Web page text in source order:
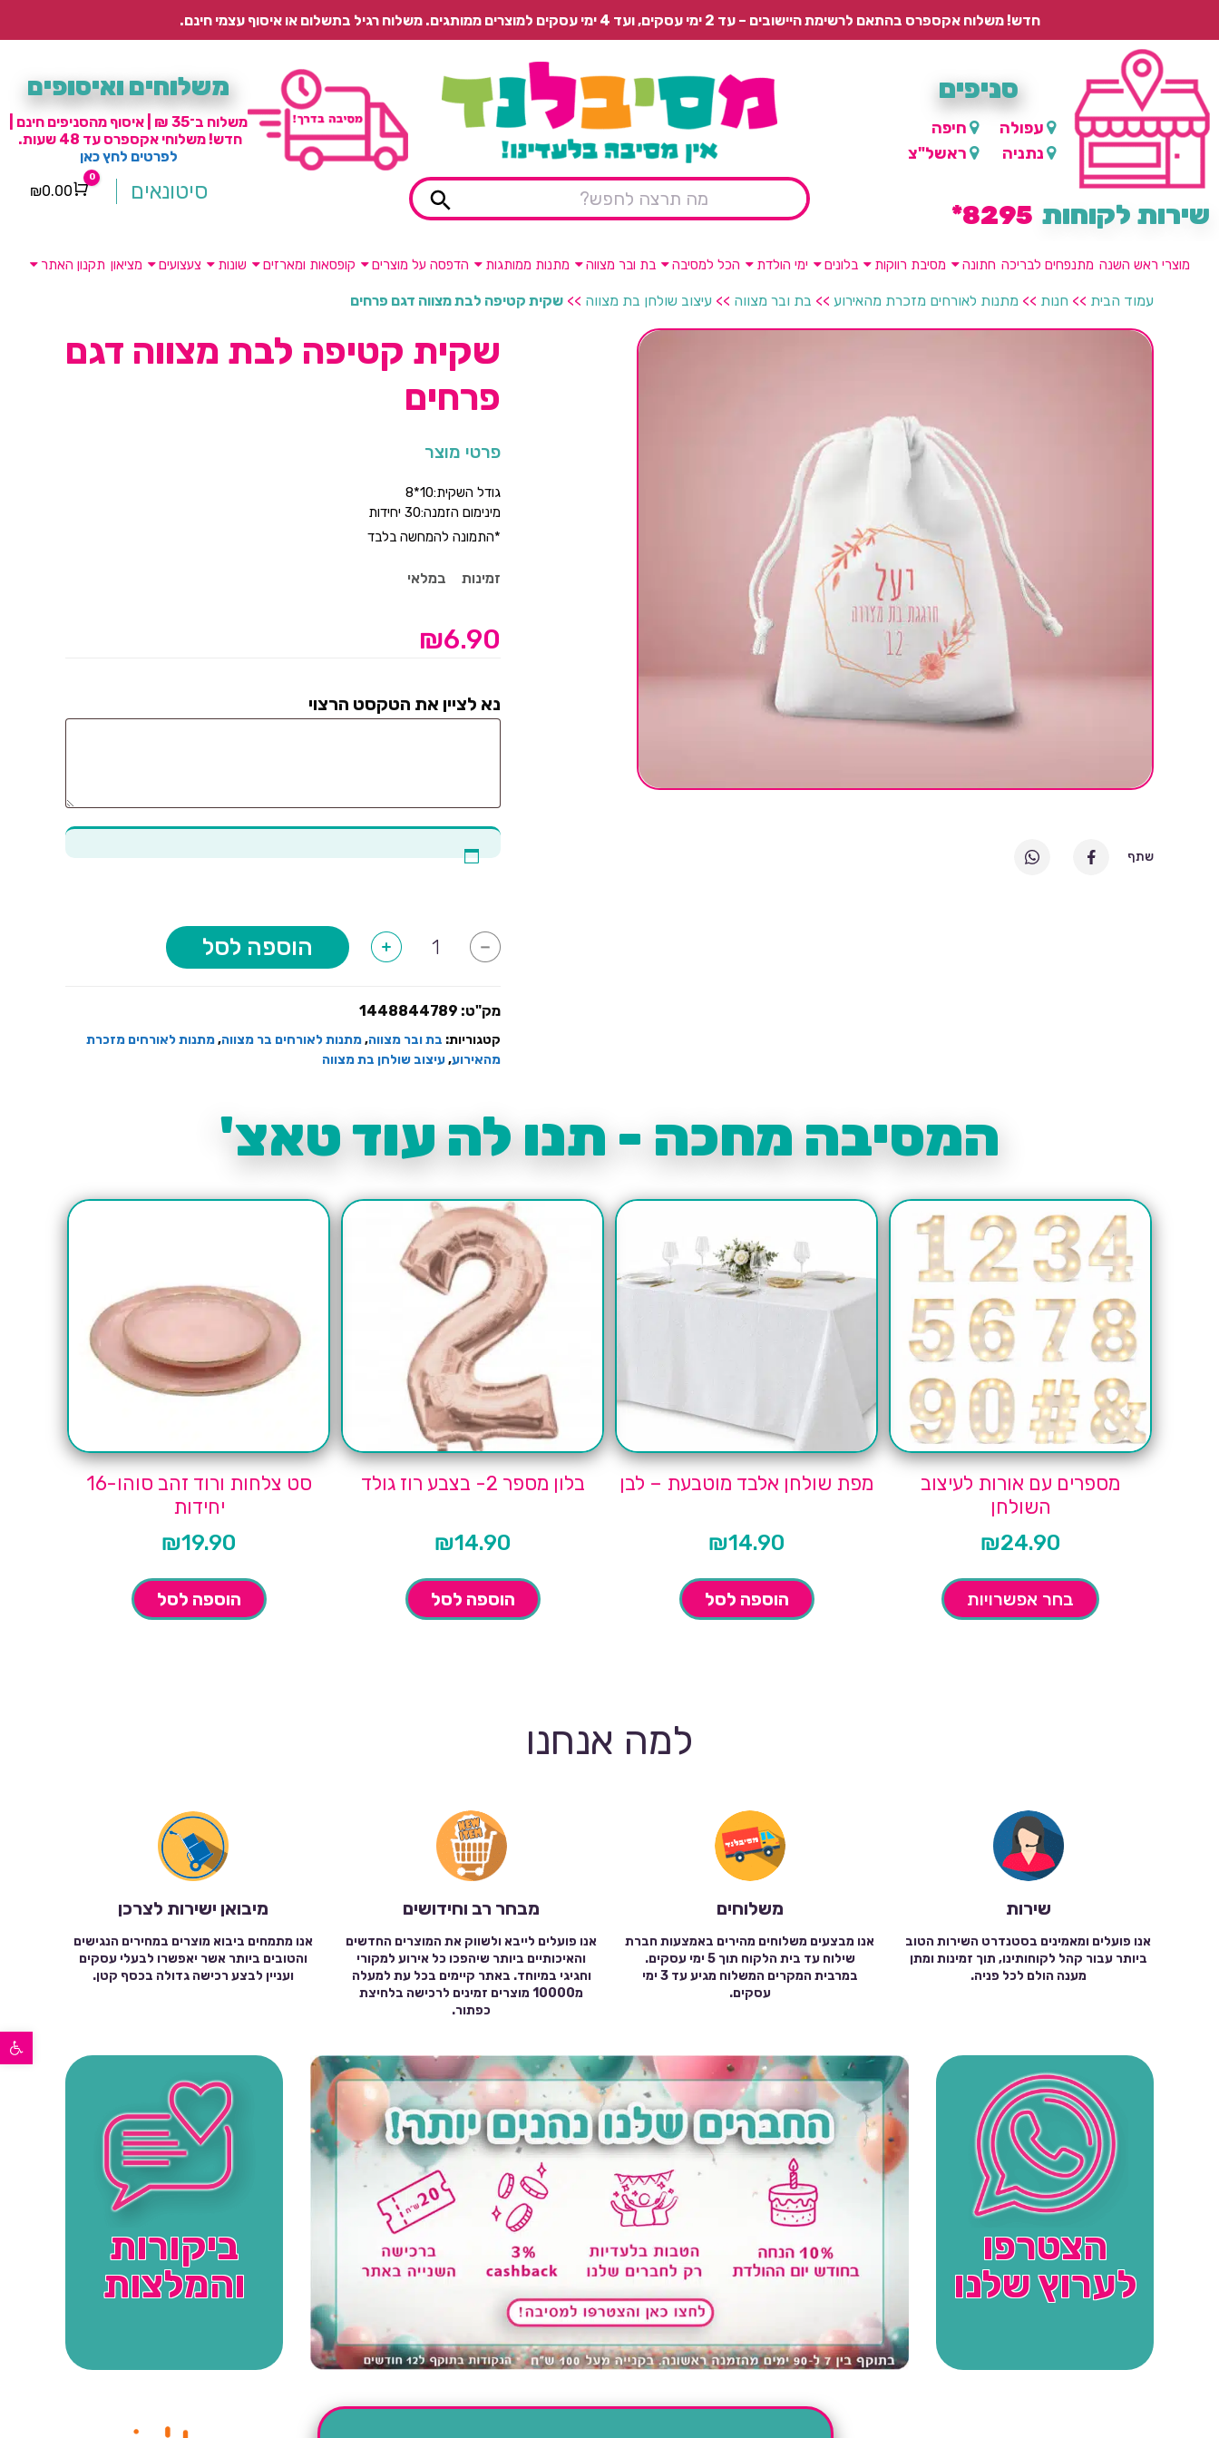
פתח סרגל נגישות
חדש! משלוח אקספרס בהתאם לרשימת היישובים – עד 2 ימי עסקים, ועד 4 ימי עסקים למוצרים ממותגים. משלוח רגיל בתשלום או איסוף עצמי חינם.
סניפים
עפולה
חיפה
נתניה
ראשל"צ
שירות לקוחות 8295*
משלוחים ואיסופים
משלוח ב־35 ₪ | איסוף מהסניפים חינם |
חדש! משלוחי אקספרס עד 48 שעות.
לפרטים לחץ כאן
סיטונאים Cart
0
₪0.00
מוצרי ראש השנה מתנפחים לבריכה חתונה מסיבת רווקות בלונים ימי הולדת הכל למסיבה בת ובר מצווה מתנות ממותגות הדפסה על מוצרים קופסאות ומארזים שונות צעצועים מציאון תקנון האתר
עמוד הבית >> חנות >> מתנות לאורחים מזכרת מהאירוע >> בת ובר מצווה >> עיצוב שולחן בת מצווה >> שקית קטיפה לבת מצווה דגם פרחים
שתף
שקית קטיפה לבת מצווה דגם
פרחים
פרטי מוצר
גודל השקית:10*8
מינימום הזמנה:30 יחידות
*התמונה להמחשה בלבד
זמינות במלאי
₪6.90
נא לציין את הטקסט הרצוי
-
של
מצווה
פרחים
+ הוספה לסל
מק"ט: 1448844789
קטגוריות: בת ובר מצווה,מתנות לאורחים בר מצווה,מתנות לאורחים מזכרת
מהאירוע,עיצוב שולחן בת מצווה
המסיבה מחכה - תנו לה עוד טאצ'
מספרים עם אורות לעיצוב
השולחן
₪24.90
בחר אפשרויות
מפת שולחן אלבד מוטבעת – לבן
₪14.90
הוספה לסל
בלון מספר 2- בצבע רוז גולד
₪14.90
הוספה לסל
סט צלחות ורוד זהב סוהו-16
יחידות
₪19.90
הוספה לסל
למה אנחנו
שירות
אנו פועלים ומאמינים בסטנדרט השירות הטוב
ביותר עבור קהל לקוחותינו, תוך זמינות ומתן
מענה הולם לכל פניה.
משלוחים
אנו מבצעים משלוחים מהירים באמצעות חברת
שילוח עד בית הלקוח תוך 5 ימי עסקים.
במרבית המקרים המשלוח מגיע עד 3 ימי
עסקים.
מבחר רב וחידושים
אנו פועלים לייבא ולשווק את המוצרים החדשים
והאיכותיים ביותר שיהפכו כל אירוע למקורי
וחגיגי במיוחד. באתר קיימים בכל עת למעלה
מ10000 מוצרים זמינים לרכישה בלחיצת
כפתור.
מיבואן ישירות לצרכן
אנו מתמחים ביבוא מוצרים במחירים הנגישים
והטובים ביותר אשר יאפשרו לבעלי עסקים
ועניין לבצע רכישה גדולה בכסף קטן.
הצטרפו
לערוץ שלנו
ביקורות
והמלצות